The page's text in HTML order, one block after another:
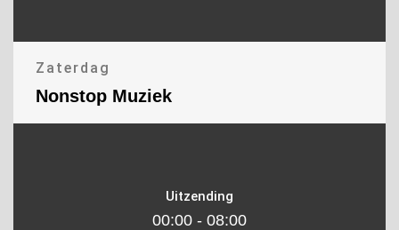
Zaterdag
Nonstop Muziek
Uitzending
00:00 - 08:00